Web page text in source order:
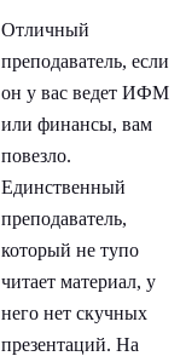
Отличный
преподаватель, если
он у вас ведет ИФМ
или финансы, вам
повезло.
Единственный
преподаватель,
который не тупо
читает материал, у
него нет скучных
презентаций. На